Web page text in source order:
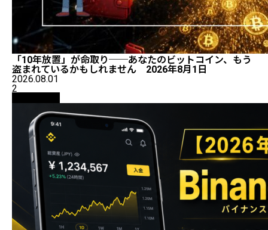
「10年放置」が命取り──あなたのビットコイン、もう
盗まれているかもしれません 2026年8月1日
2026.08.01
2